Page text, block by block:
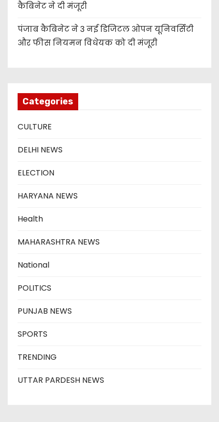
कैबिनेट ने दी मंजूरी
पंजाब कैबिनेट ने 3 नई डिजिटल ओपन यूनिवर्सिटी
और फीस नियमन विधेयक को दी मंजूरी
Categories
CULTURE
DELHI NEWS
ELECTION
HARYANA NEWS
Health
MAHARASHTRA NEWS
National
POLITICS
PUNJAB NEWS
SPORTS
TRENDING
UTTAR PARDESH NEWS